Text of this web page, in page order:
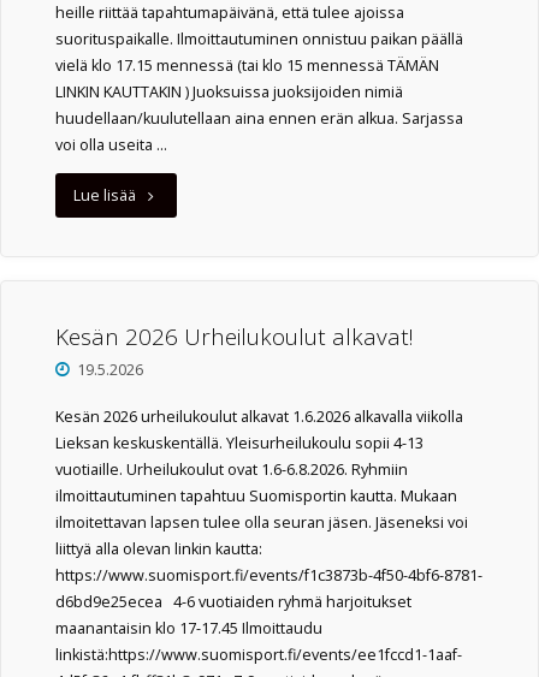
heille riittää tapahtumapäivänä, että tulee ajoissa
suorituspaikalle. Ilmoittautuminen onnistuu paikan päällä
vielä klo 17.15 mennessä (tai klo 15 mennessä TÄMÄN
LINKIN KAUTTAKIN ) Juoksuissa juoksijoiden nimiä
huudellaan/kuulutellaan aina ennen erän alkua. Sarjassa
voi olla useita …
Lue lisää"PKO:n
ja
ohjeet"
Kesän 2026 Urheilukoulut alkavat!
19.5.2026
Kesän 2026 urheilukoulut alkavat 1.6.2026 alkavalla viikolla
Lieksan keskuskentällä. Yleisurheilukoulu sopii 4-13
vuotiaille. Urheilukoulut ovat 1.6-6.8.2026. Ryhmiin
ilmoittautuminen tapahtuu Suomisportin kautta. Mukaan
ilmoitettavan lapsen tulee olla seuran jäsen. Jäseneksi voi
liittyä alla olevan linkin kautta:
https://www.suomisport.fi/events/f1c3873b-4f50-4bf6-8781-
d6bd9e25ecea 4-6 vuotiaiden ryhmä harjoitukset
maanantaisin klo 17-17.45 Ilmoittaudu
linkistä:https://www.suomisport.fi/events/ee1fccd1-1aaf-